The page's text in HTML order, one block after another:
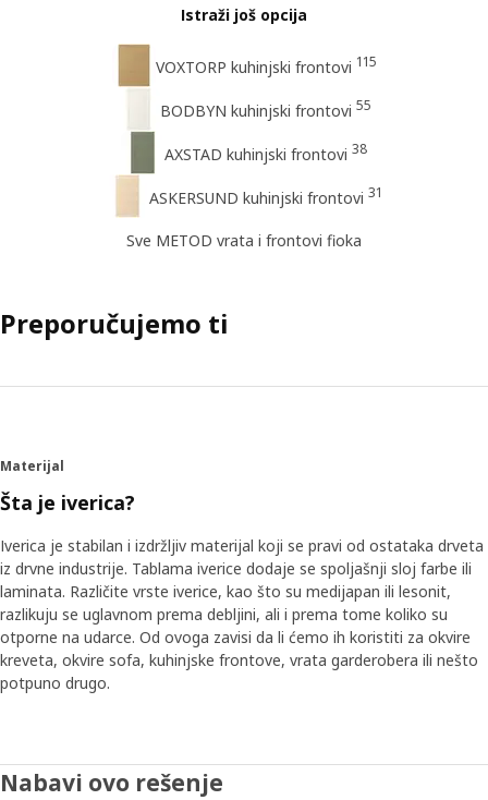
Istraži još opcija
VOXTORP kuhinjski frontovi 115
BODBYN kuhinjski frontovi 55
AXSTAD kuhinjski frontovi 38
ASKERSUND kuhinjski frontovi 31
Sve METOD vrata i frontovi fioka
Preporučujemo ti
Materijal
Šta je iverica?
Iverica je stabilan i izdržljiv materijal koji se pravi od ostataka drveta
iz drvne industrije. Tablama iverice dodaje se spoljašnji sloj farbe ili
laminata. Različite vrste iverice, kao što su medijapan ili lesonit,
razlikuju se uglavnom prema debljini, ali i prema tome koliko su
otporne na udarce. Od ovoga zavisi da li ćemo ih koristiti za okvire
kreveta, okvire sofa, kuhinjske frontove, vrata garderobera ili nešto
potpuno drugo.
Nabavi ovo rešenje